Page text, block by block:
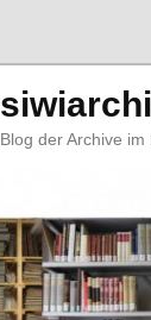
Blog der Archive